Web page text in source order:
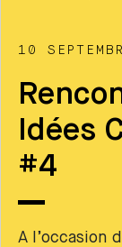
10
Idées
#4
A l’occasion